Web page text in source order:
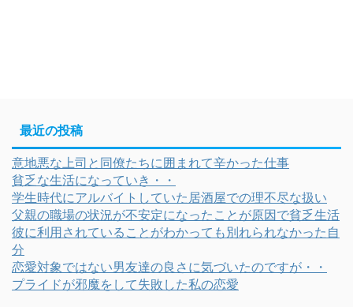
最近の投稿
意地悪な上司と同僚たちに囲まれて辛かった仕事
貧乏な生活になっていき・・
学生時代にアルバイトしていた居酒屋での理不尽な扱い
父親の職場の状況が不安定になったことが原因で貧乏生活
彼に利用されていることがわかっても別れられなかった自
分
恋愛対象ではない男友達の良さに気づいたのですが・・
プライドが邪魔をして失敗した私の恋愛